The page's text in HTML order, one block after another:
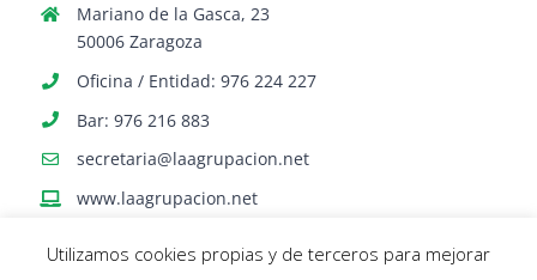
Mariano de la Gasca, 23
50006 Zaragoza
Oficina / Entidad: 976 224 227
Bar: 976 216 883
secretaria@laagrupacion.net
www.laagrupacion.net
Utilizamos cookies propias y de terceros para mejorar